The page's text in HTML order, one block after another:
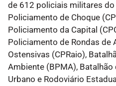
de 612 policiais militares
Policiamento de Choque
Policiamento da Capital
Policiamento de Rondas de
Ostensivas (CPRaio),
Ambiente (BPMA),
Urbano e Rodoviário